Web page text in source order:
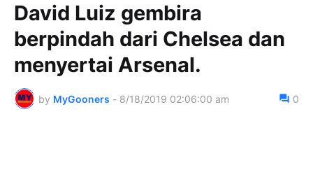
David Luiz gembira
berpindah dari Chelsea dan
menyertai Arsenal.
by MyGooners - 8/18/2019 02:06:00 am 0